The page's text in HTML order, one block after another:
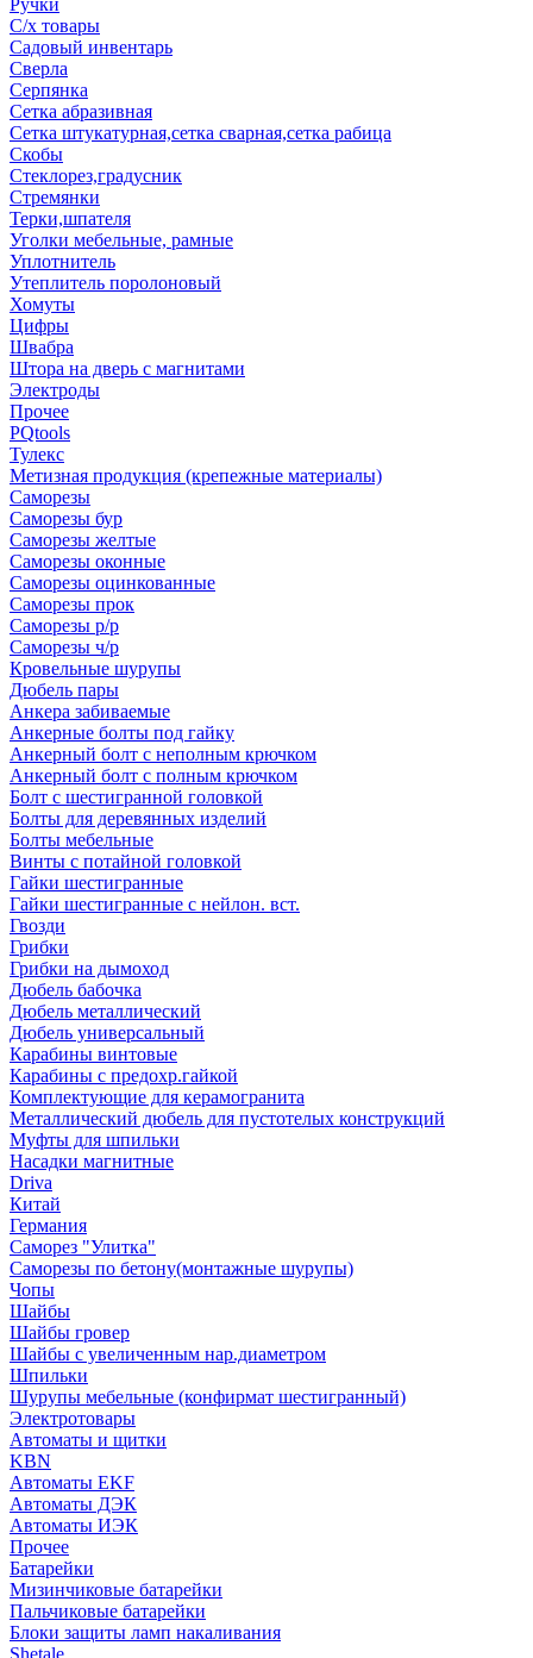
Ручки
С/х товары
Садовый инвентарь
Сверла
Серпянка
Сетка абразивная
Сетка штукатурная,сетка сварная,сетка рабица
Скобы
Стеклорез,градусник
Стремянки
Терки,шпателя
Уголки мебельные, рамные
Уплотнитель
Утеплитель поролоновый
Хомуты
Цифры
Швабра
Штора на дверь с магнитами
Электроды
Прочее
PQtools
Тулекс
Метизная продукция (крепежные материалы)
Саморезы
Саморезы бур
Саморезы желтые
Саморезы оконные
Саморезы оцинкованные
Саморезы прок
Саморезы р/р
Саморезы ч/р
Кровельные шурупы
Дюбель пары
Анкера забиваемые
Анкерные болты под гайку
Анкерный болт с неполным крючком
Анкерный болт с полным крючком
Болт с шестигранной головкой
Болты для деревянных изделий
Болты мебельные
Винты с потайной головкой
Гайки шестигранные
Гайки шестигранные с нейлон. вст.
Гвозди
Грибки
Грибки на дымоход
Дюбель бабочка
Дюбель металлический
Дюбель универсальный
Карабины винтовые
Карабины с предохр.гайкой
Комплектующие для керамогранита
Металлический дюбель для пустотелых конструкций
Муфты для шпильки
Насадки магнитные
Driva
Китай
Германия
Саморез "Улитка"
Саморезы по бетону(монтажные шурупы)
Чопы
Шайбы
Шайбы гровер
Шайбы с увеличенным нар.диаметром
Шпильки
Шурупы мебельные (конфирмат шестигранный)
Электротовары
Автоматы и щитки
KBN
Автоматы EKF
Автоматы ДЭК
Автоматы ИЭК
Прочее
Батарейки
Мизинчиковые батарейки
Пальчиковые батарейки
Блоки защиты ламп накаливания
Shetale